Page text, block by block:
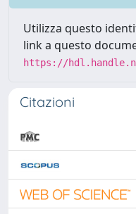
Utilizza questo
link a questo
https://
Citazioni